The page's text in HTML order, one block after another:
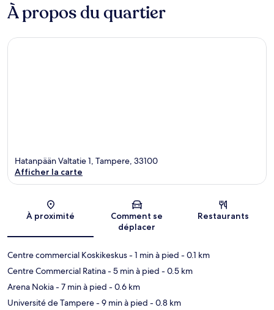
À propos du quartier
Carte
Hatanpään Valtatie 1, Tampere, 33100
Afficher la carte
À proximité
Comment se
déplacer
Restaurants
Centre commercial Koskikeskus- 1 min à pied - 0.1 km
Centre Commercial Ratina- 5 min à pied - 0.5 km
Arena Nokia- 7 min à pied - 0.6 km
Université de Tampere- 9 min à pied - 0.8 km